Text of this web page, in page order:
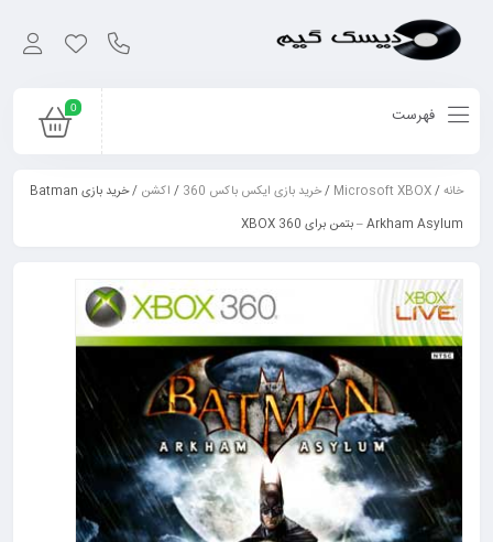
0 فهرست
خانه/
Microsoft XBOX
/خرید بازی ایکس باکس 360 / اکشن
/ خرید بازی Batman
Arkham Asylum – بتمن برای XBOX 360